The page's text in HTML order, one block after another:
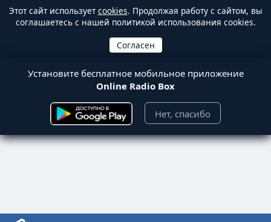
Этот сайт используетcookies. Продолжая работу с сайтом, вы
соглашаетесь с нашей политикой использования cookies.
Установите бесплатное мобильное приложение
Online Radio Box
Нет, спасибо